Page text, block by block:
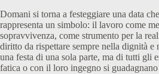
Domani si torna a festeggiare una data
rappresenta un simbolo: il lavoro come
sopravvivenza, come strumento per la
diritto da rispettare sempre nella dignità
una festa di una sola parte, ma di tutti gli
fatica o con il loro ingegno si